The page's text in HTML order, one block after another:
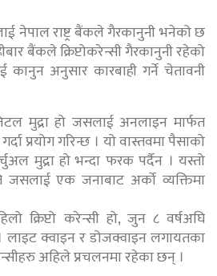
नेपाल राष्ट्र बैंकले गैरकानुनी भनेको छ
बैंकले क्रिप्टोकरेन्सी गैरकानुनी रहेको
कानुन अनुसार कारबाही गर्ने चेतावनी
मुद्रा हो जसलाई अनलाइन मार्फत
प्रयोग गरिन्छ । यो वास्तवमा पैसाको
मुद्रा हो भन्दा फरक पर्दैन । यस्तो
जसलाई एक जनाबाट अर्को व्यक्तिमा
क्रिप्टो करेन्सी हो, जुन ८ वर्षअघि
लाइट क्वाइन र डोजक्वाइन लगायतका
अहिले प्रचलनमा रहेका छन् ।